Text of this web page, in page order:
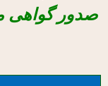
صدور گواهی